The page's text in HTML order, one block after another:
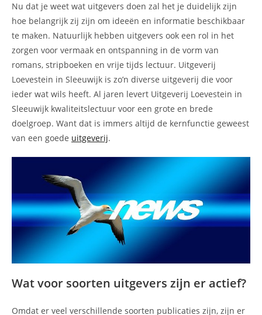
Nu dat je weet wat uitgevers doen zal het je duidelijk zijn
hoe belangrijk zij zijn om ideeën en informatie beschikbaar
te maken. Natuurlijk hebben uitgevers ook een rol in het
zorgen voor vermaak en ontspanning in de vorm van
romans, stripboeken en vrije tijds lectuur. Uitgeverij
Loevestein in Sleeuwijk is zo’n diverse uitgeverij die voor
ieder wat wils heeft. Al jaren levert Uitgeverij Loevestein in
Sleeuwijk kwaliteitslectuur voor een grote en brede
doelgroep. Want dat is immers altijd de kernfunctie geweest
van een goede uitgeverij.
Wat voor soorten uitgevers zijn er actief?
Omdat er veel verschillende soorten publicaties zijn, zijn er